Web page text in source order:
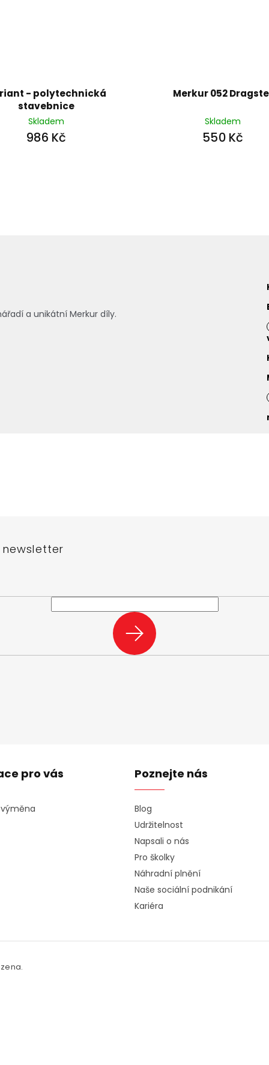
- polytechnická
stavebnice
Skladem
986 Kč
Merkur 052
Skladem
550 Kč
a unikátní Merkur díly.
PŘIHLÁSIT
SE
pro vás Poznejte nás
Blog
Udržitelnost
Napsali o nás
Pro školky
Náhradní plnění
Naše sociální podnikání
Kariéra